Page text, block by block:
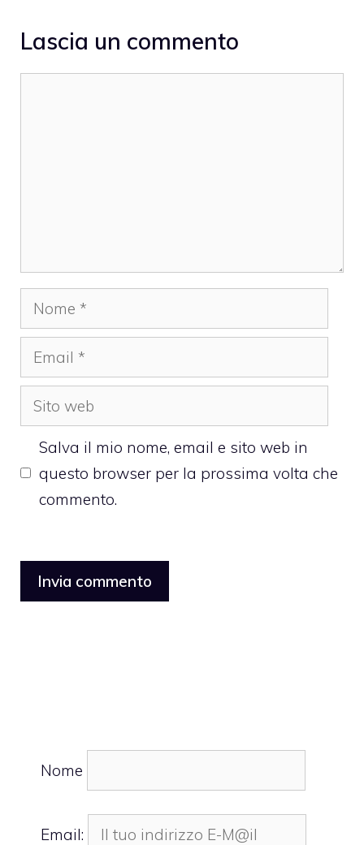
Lascia un commento
Nome
Email
Sito
web
Salva il mio nome, email e sito web in
questo browser per la prossima volta che
commento.
Nome
Email: